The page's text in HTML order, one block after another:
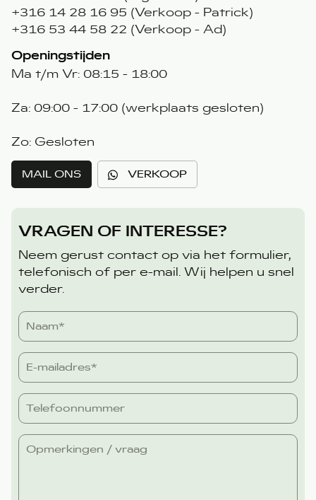
+316 14 28 16 95 (Verkoop - Patrick)
+316 53 44 58 22 (Verkoop - Ad)
Openingstijden
Ma t/m Vr: 08:15 - 18:00
Za: 09:00 - 17:00 (werkplaats gesloten)
Zo: Gesloten
MAIL ONS VERKOOP
VRAGEN OF INTERESSE?
Neem gerust contact op via het formulier,
telefonisch of per e-mail. Wij helpen u snel
verder.